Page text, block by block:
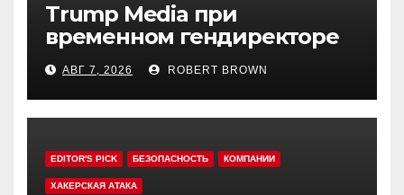
Trump Media при
временном гендиректоре
МакГерне сократила число
сделок с криптовалютами
АВГ 7, 2026 ROBERT BROWN
EDITOR'S PICK БЕЗОПАСНОСТЬ КОМПАНИИ
ХАКЕРСКАЯ АТАКА